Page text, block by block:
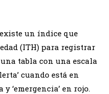
existe un índice que
(ITH) para registrar
tabla con una escala
cuando está en
‘emergencia’ en rojo.